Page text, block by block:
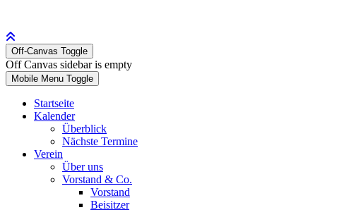
Off-Canvas Toggle
Off Canvas sidebar is empty
Mobile Menu Toggle
Startseite
Kalender
Überblick
Nächste Termine
Verein
Über uns
Vorstand & Co.
Vorstand
Beisitzer